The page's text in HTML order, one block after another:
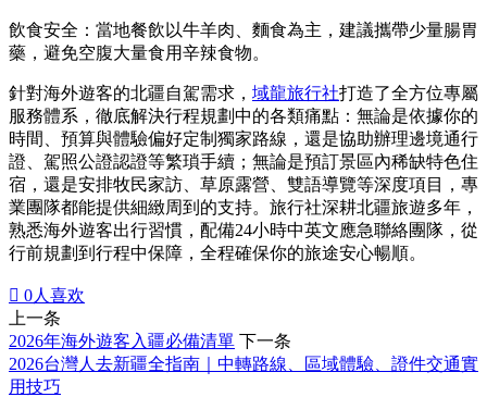
飲食安全：當地餐飲以牛羊肉、麵食為主，建議攜帶少量腸胃
藥，避免空腹大量食用辛辣食物。
針對海外遊客的北疆自駕需求， 域龍旅行社打造了全方位專屬
服務體系，徹底解決行程規劃中的各類痛點：無論是依據你的
時間、預算與體驗偏好定制獨家路線，還是協助辦理邊境通行
證、駕照公證認證等繁瑣手續；無論是預訂景區內稀缺特色住
宿，還是安排牧民家訪、草原露營、雙語導覽等深度項目，專
業團隊都能提供細緻周到的支持。旅行社深耕北疆旅遊多年，
熟悉海外遊客出行習慣，配備24小時中英文應急聯絡團隊，從
行前規劃到行程中保障，全程確保你的旅途安心暢順。
 0人喜欢
上一条
2026年海外遊客入疆必備清單 下一条
2026台灣人去新疆全指南｜中轉路線、區域體驗、證件交通實
用技巧